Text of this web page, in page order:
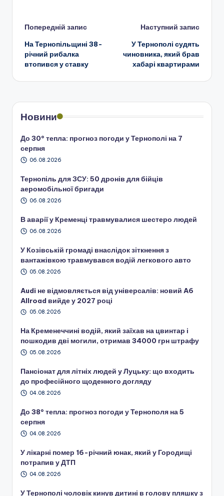
Навігація
по
запису
Попередній запис
На Тернопільщині 38-
річний рибалка
втопився у ставку
Наступний запис
У Тернополі судять
чиновника, який брав
хабарі квартирами
Новини
До 30° тепла: прогноз погоди у Тернополі на 7
серпня
06.08.2026
Тернопіль для ЗСУ: 50 дронів для бійців
аеромобільної бригади
06.08.2026
В аварії у Кременці травмувалися шестеро людей
06.08.2026
У Козівській громаді внаслідок зіткнення з
вантажівкою травмувався водій легкового авто
05.08.2026
Audi не відмовляється від універсалів: новий A6
Allroad вийде у 2027 році
05.08.2026
На Кременеччині водій, який заїхав на цвинтар і
пошкодив дві могили, отримав 34000 грн штрафу
05.08.2026
Пансіонат для літніх людей у Луцьку: що входить
до професійного щоденного догляду
04.08.2026
До 38° тепла: прогноз погоди у Тернополя на 5
серпня
04.08.2026
У лікарні помер 16-річний юнак, який у Городищі
потрапив у ДТП
04.08.2026
У Тернополі чоловік кинув дитині в голову пляшку з